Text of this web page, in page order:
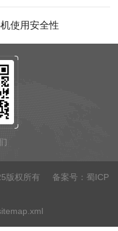
使用安全性
版权所有 备案号： 蜀ICP